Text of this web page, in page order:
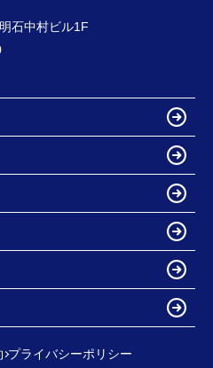
石中村ビル1F
プライバシーポリシー